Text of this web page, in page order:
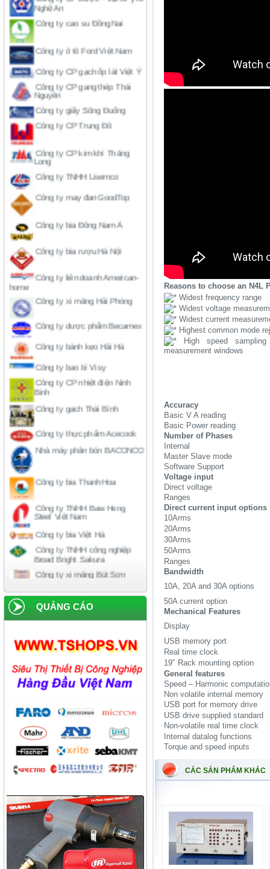
Công ty cao su Đồng Nai
Công ty CP gạch ốp lát Việt Ý
Công ty CP gang thép Thái
Nguyên
Công ty giấy Sông Đuống
Công ty CP Trung Đô
Công ty CP kim khí Thăng
Long
Công ty TNHH Lisemco
Công ty may đan GoodTop
Công ty liên doanh American-
home
Công ty bánh kẹo Hải Hà
Công ty bao bì Visy
Công ty CP nhiệt điện Ninh
Bình
Công ty gạch Thái Bình
Công ty thực phẩm Acecook
Nhà máy phân bón BACONCO
Công ty TNHH Baw Heng
Steel Việt Nam
Công ty bia Việt Hà
Công ty TNHH công nghiệp
Broad Bright Sakura
Công ty xi măng Bút Sơn
Công ty TNHH cán thép Tam
QUẢNG CÁO
Reasons to choose an N4L
Widest frequency range
Widest voltage
Widest current
Highest common mode
High speed
measurement windows
Accuracy
Basic V A reading
Basic Power reading
Number of Phases
Internal
Master Slave mode
Software Support
Voltage input
Direct voltage
Ranges
Direct current input options
10Arms
20Arms
30Arms
50Arms
Ranges
Bandwidth
10A, 20A and 30A options
50A current option
Mechanical Features
Display
USB memory port
Real time clock
19″ Rack mounting option
General features
Speed – Harmonic
Non volatile internal memory
USB port for memory drive
USB drive supplied standard
Non-volatile real time clock
Internal datalog functions
Torque and speed inputs
CÁC SẢN PHẨM KHÁC